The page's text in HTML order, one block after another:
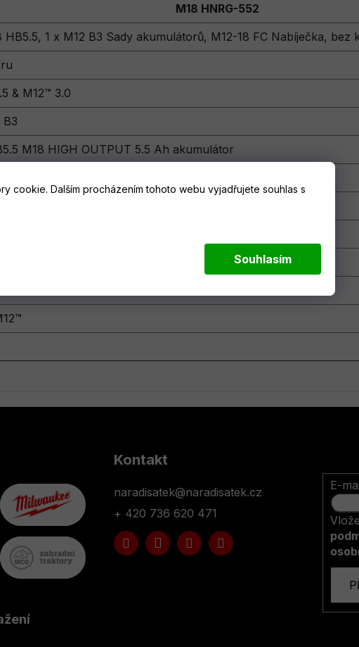
cookie. Dalším procházením tohoto webu vyjadřujete souhlas s
Souhlasím
M18 HNRG-552
HB5.5, 1 x M12 B3 Sady akumulátorů, M12-18 FC Nabíječka, bez
& M12™ 3.0
B3
M18 HIGH OUTPUT 5.5 Ah akumulátor
Kontakt
naradisatek@naradisatek.cz
+ 420 736 620 471
E-